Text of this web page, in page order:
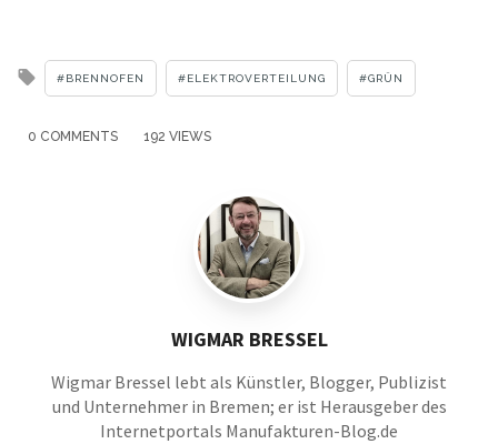
Tagged
BRENNOFEN ELEKTROVERTEILUNG GRÜN
0 COMMENTS 192 VIEWS
WIGMAR BRESSEL
Wigmar Bressel lebt als Künstler, Blogger, Publizist
und Unternehmer in Bremen; er ist Herausgeber des
Internetportals Manufakturen-Blog.de